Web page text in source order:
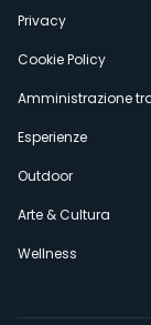
Privacy
Cookie Policy
Amministrazione
Esperienze
Outdoor
Arte & Cultura
Wellness